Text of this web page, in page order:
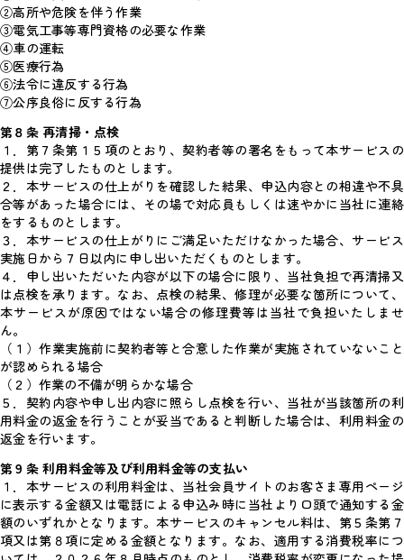
②高所や危険を伴う作業
③電気工事等専門資格の必要な作業
④車の運転
⑤医療行為
⑥法令に違反する行為
⑦公序良俗に反する行為
第８条 再清掃・点検
１．第７条第１５項のとおり、契約者等の署名をもって本サービスの
提供は完了したものとします。
２．本サービスの仕上がりを確認した結果、申込内容との相違や不具
合等があった場合には、その場で対応員もしくは速やかに当社に連絡
をするものとします。
３．本サービスの仕上がりにご満足いただけなかった場合、サービス
実施日から７日以内に申し出いただくものとします。
４．申し出いただいた内容が以下の場合に限り、当社負担で再清掃又
は点検を承ります。なお、点検の結果、修理が必要な箇所について、
本サービスが原因ではない場合の修理費等は当社で負担いたしませ
ん。
（１）作業実施前に契約者等と合意した作業が実施されていないこと
が認められる場合
（２）作業の不備が明らかな場合
５．契約内容や申し出内容に照らし点検を行い、当社が当該箇所の利
用料金の返金を行うことが妥当であると判断した場合は、利用料金の
返金を行います。
第９条 利用料金等及び利用料金等の支払い
１．本サービスの利用料金は、当社会員サイトのお客さま専用ページ
に表示する金額又は電話による申込み時に当社より口頭で通知する金
額のいずれかとなります。本サービスのキャンセル料は、第５条第７
項又は第８項に定める金額となります。なお、適用する消費税率につ